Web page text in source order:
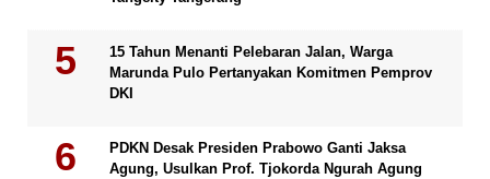
15 Tahun Menanti Pelebaran Jalan, Warga
Marunda Pulo Pertanyakan Komitmen Pemprov
DKI
PDKN Desak Presiden Prabowo Ganti Jaksa
Agung, Usulkan Prof. Tjokorda Ngurah Agung